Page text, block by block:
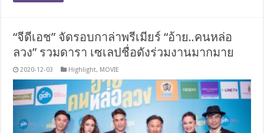
“จีดีเอช” จัดรอบกาล่าพรีเมียร์ “อ้าย..คนหล่อ
ลวง” รวมดารา เซเลปชื่อดังร่วมงานมากมาย
2020-12-03 Highlight, MOVIE